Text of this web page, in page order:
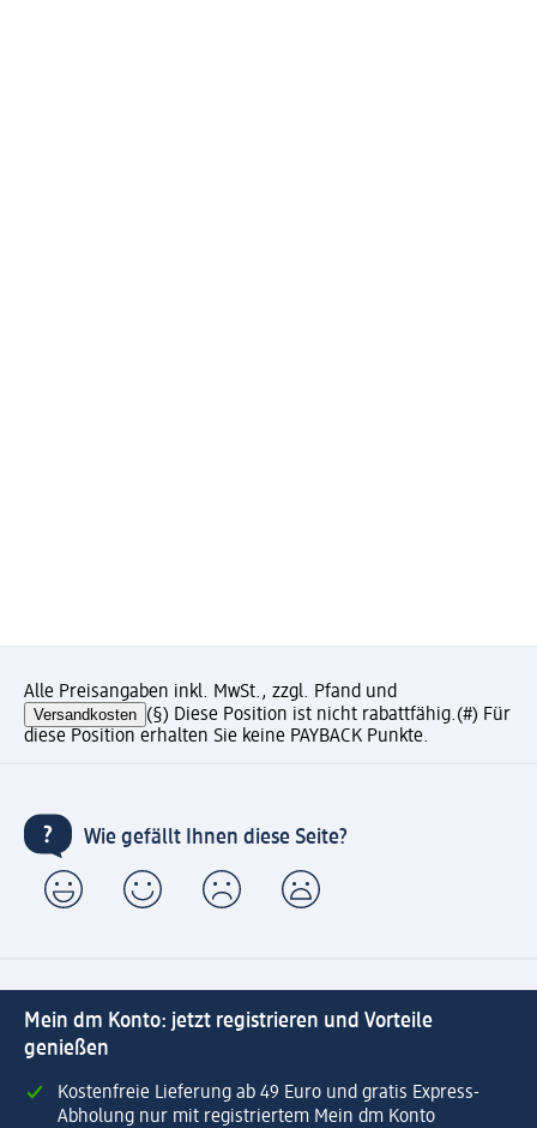
Alle Preisangaben inkl. MwSt., zzgl. Pfand und
Versandkosten (§) Diese Position ist nicht rabattfähig.(#) Für
diese Position erhalten Sie keine PAYBACK Punkte.
Wie gefällt Ihnen diese Seite?
Mein dm Konto: jetzt registrieren und Vorteile
genießen
Kostenfreie Lieferung ab 49 Euro und gratis Express-
Abholung nur mit registriertem Mein dm Konto